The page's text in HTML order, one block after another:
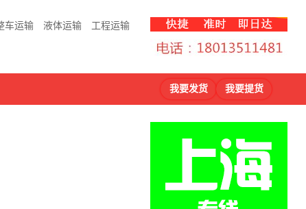
车运输 液体运输 工程运输
我要发货 我要提货